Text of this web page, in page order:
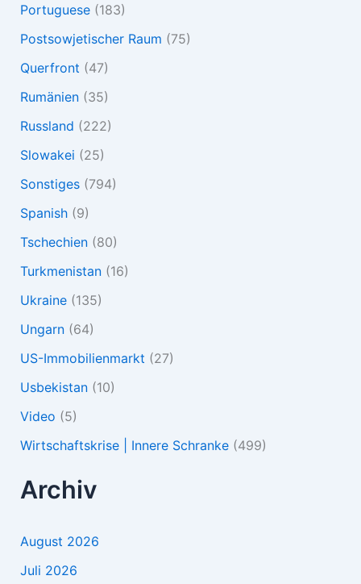
Portuguese(183)
Postsowjetischer Raum (75)
Querfront (47)
Rumänien(35)
Russland (222)
Slowakei (25)
Sonstiges(794)
Spanish(9)
Tschechien(80)
Turkmenistan(16)
Ukraine(135)
Ungarn(64)
US-Immobilienmarkt (27)
Usbekistan(10)
Video (5)
Wirtschaftskrise | Innere Schranke(499)
Archiv
August 2026
Juli 2026